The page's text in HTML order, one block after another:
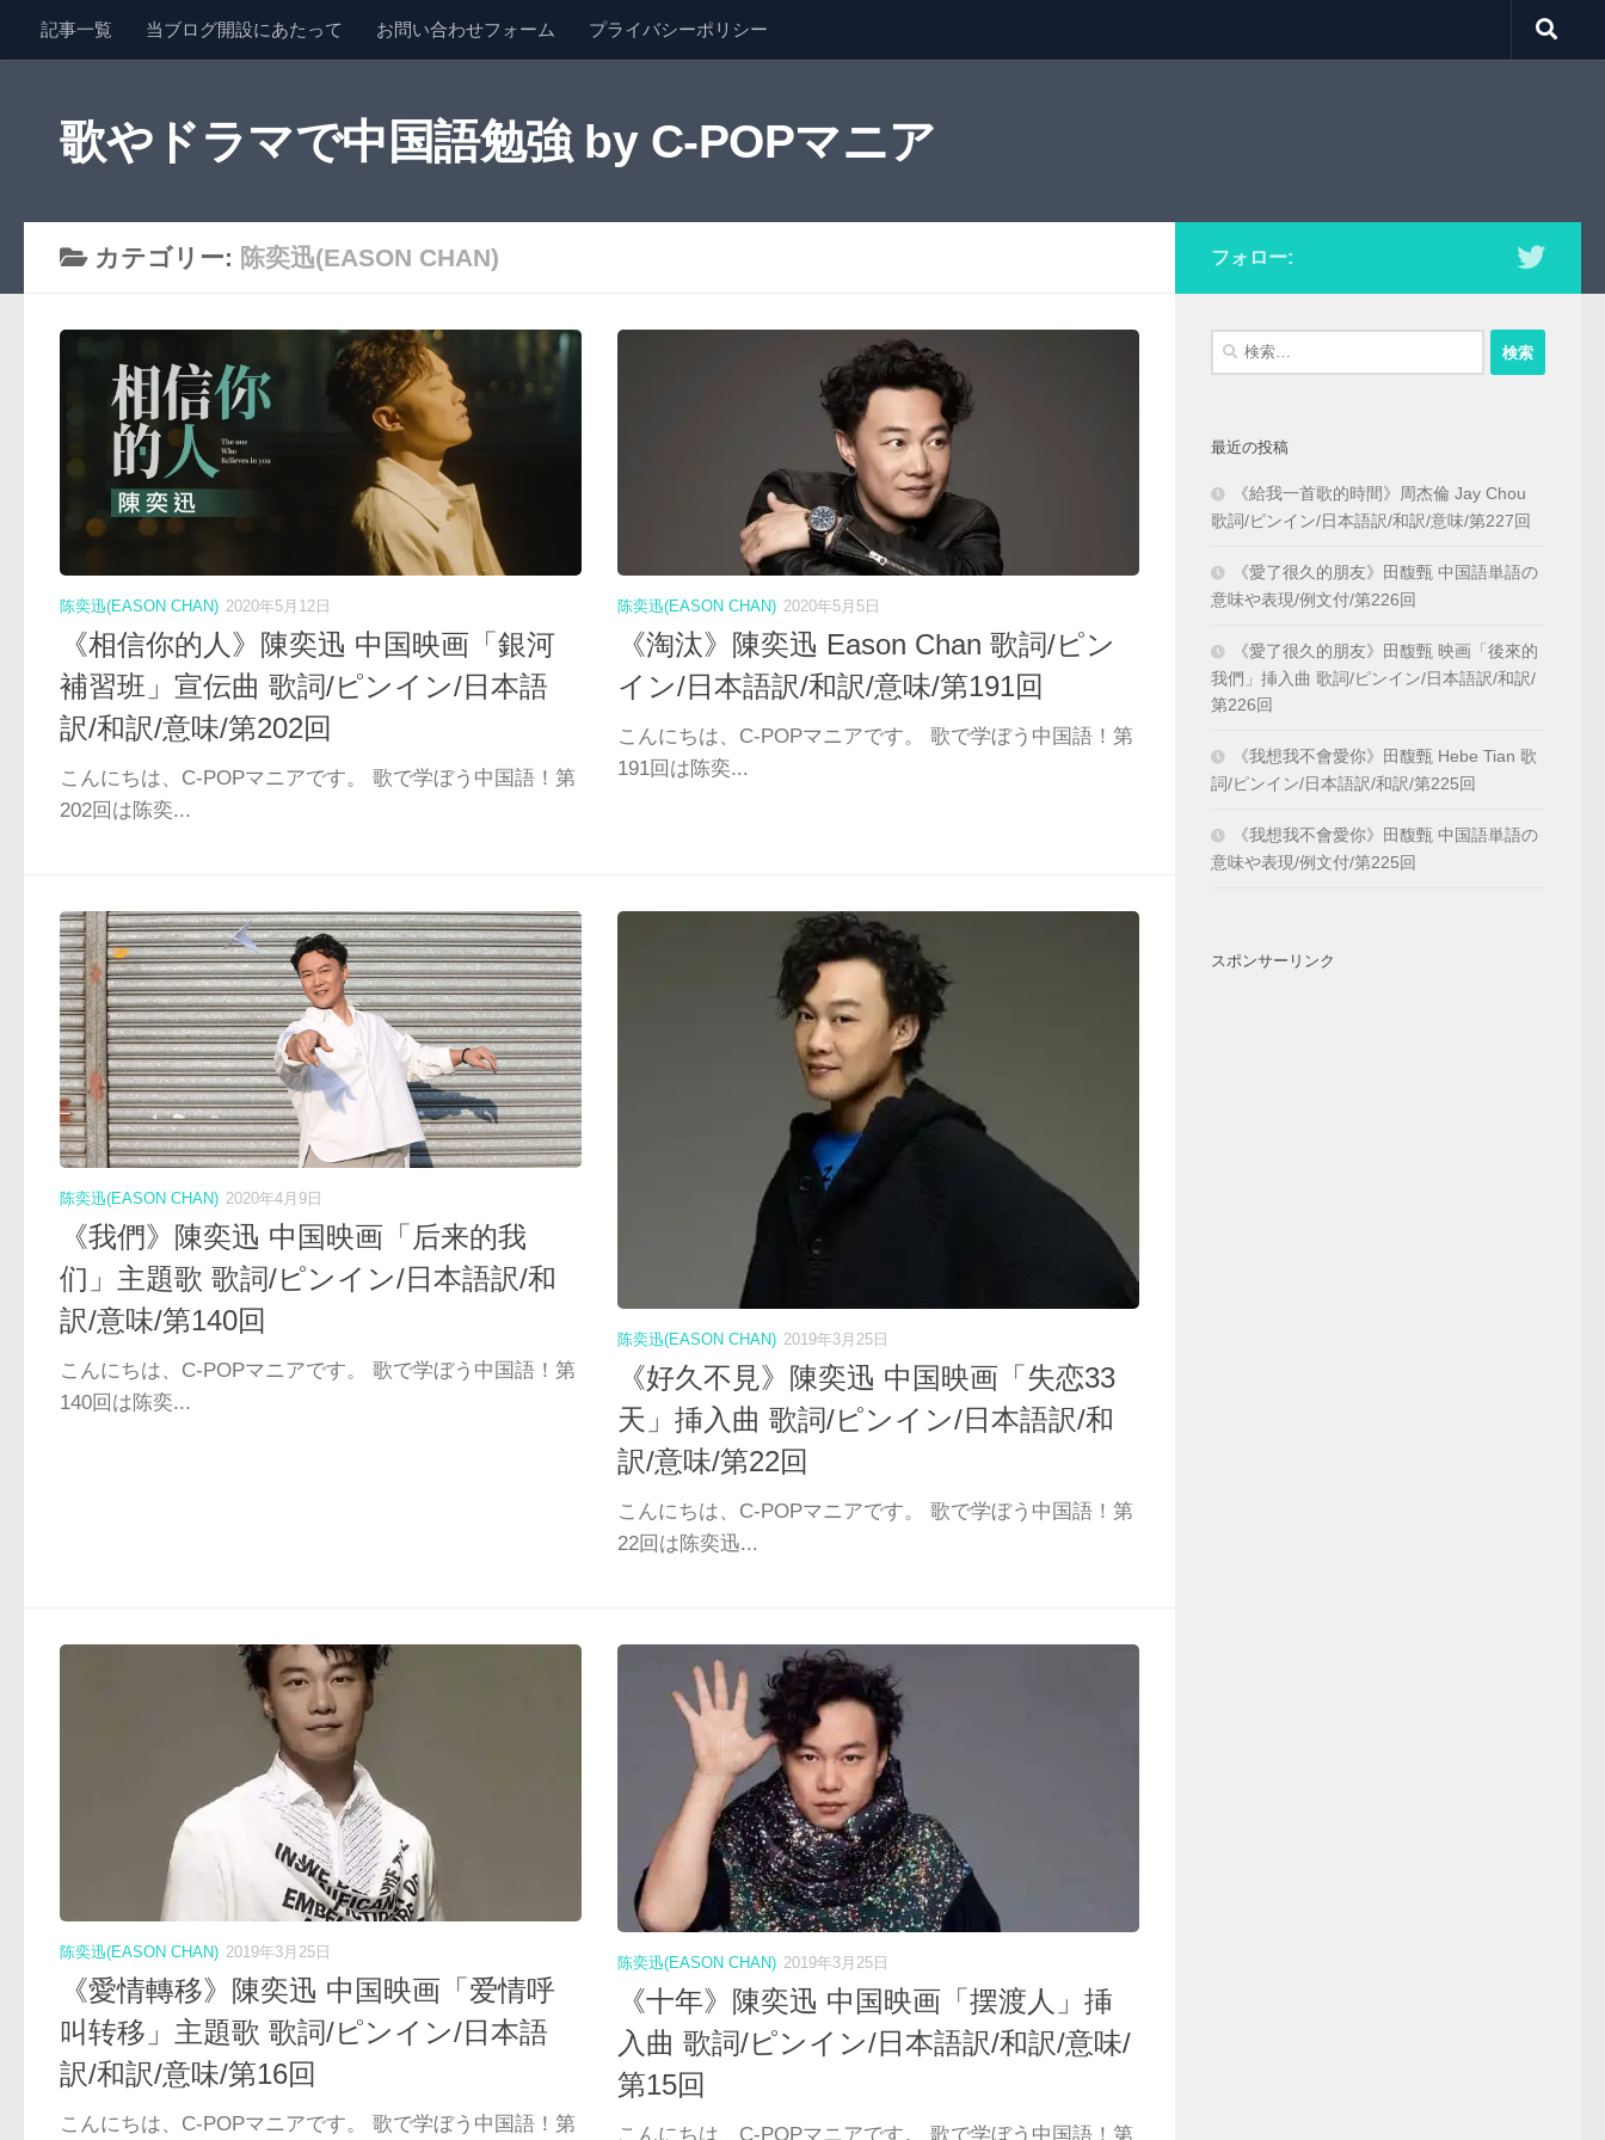
コンテンツへスキップ
記事一覧 当ブログ開設にあたって お問い合わせフォーム プライバシーポリシー
歌やドラマで中国語勉強 by C-POPマニア
カテゴリー: 陈奕迅(EASON CHAN)
陈奕迅(EASON CHAN) 2020年5月12日
《相信你的人》陳奕迅 中国映画「銀河
補習班」宣伝曲 歌詞/ピンイン/日本語
訳/和訳/意味/第202回
こんにちは、C-POPマニアです。 歌で学ぼう中国語！第
202回は陈奕...
陈奕迅(EASON CHAN) 2020年5月5日
《淘汰》陳奕迅 Eason Chan 歌詞/ピン
イン/日本語訳/和訳/意味/第191回
こんにちは、C-POPマニアです。 歌で学ぼう中国語！第
191回は陈奕...
陈奕迅(EASON CHAN) 2020年4月9日
《我們》陳奕迅 中国映画「后来的我
们」主題歌 歌詞/ピンイン/日本語訳/和
訳/意味/第140回
こんにちは、C-POPマニアです。 歌で学ぼう中国語！第
140回は陈奕...
陈奕迅(EASON CHAN) 2019年3月25日
《好久不見》陳奕迅 中国映画「失恋33
天」挿入曲 歌詞/ピンイン/日本語訳/和
訳/意味/第22回
こんにちは、C-POPマニアです。 歌で学ぼう中国語！第
22回は陈奕迅...
陈奕迅(EASON CHAN) 2019年3月25日
《愛情轉移》陳奕迅 中国映画「爱情呼
叫转移」主題歌 歌詞/ピンイン/日本語
訳/和訳/意味/第16回
こんにちは、C-POPマニアです。 歌で学ぼう中国語！第
陈奕迅(EASON CHAN) 2019年3月25日
《十年》陳奕迅 中国映画「摆渡人」挿
入曲 歌詞/ピンイン/日本語訳/和訳/意味/
第15回
こんにちは、C-POPマニアです。 歌で学ぼう中国語！第
フォロー:
検
最近の投稿
《給我一首歌的時間》周杰倫 Jay Chou
歌詞/ピンイン/日本語訳/和訳/意味/第227回
《愛了很久的朋友》田馥甄 中国語単語の
意味や表現/例文付/第226回
《愛了很久的朋友》田馥甄 映画「後來的
我們」挿入曲 歌詞/ピンイン/日本語訳/和訳/
第226回
《我想我不會愛你》田馥甄 Hebe Tian 歌
詞/ピンイン/日本語訳/和訳/第225回
《我想我不會愛你》田馥甄 中国語単語の
意味や表現/例文付/第225回
スポンサーリンク